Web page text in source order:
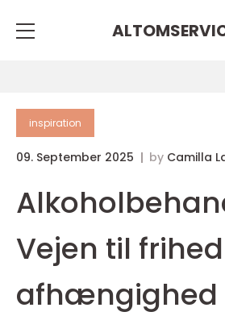
inspiration
09. September 2025 by Camilla
Vejen til
afhængighed